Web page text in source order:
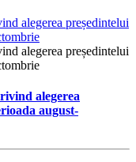
alegerea președintelui
alegerea președintelui
alegerea
august-